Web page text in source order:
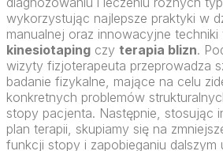
wykorzystując najlepsze praktyki w
manualnej oraz innowacyjne techniki
kinesiotaping czy terapia blizn.
wizyty fizjoterapeuta przeprowadza
badanie fizykalne, mające na celu
konkretnych problemów
stopy pacjenta. Następnie, stosując
plan terapii, skupiamy się na
funkcji stopy i zapobieganiu dalszym